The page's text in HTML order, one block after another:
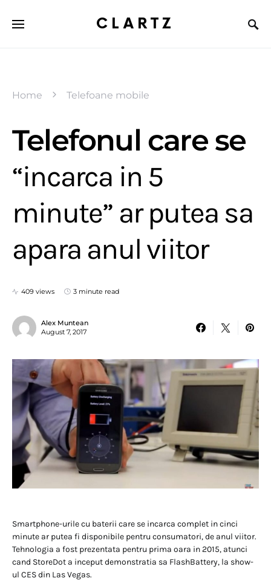
CLARTZ
Home Telefoane mobile
Telefonul care se
“incarca in 5
minute” ar putea sa
apara anul viitor
409 views 3 minute read
Alex Muntean
August 7, 2017
Smartphone-urile cu baterii care se incarca complet in cinci
minute ar putea fi disponibile pentru consumatori, de anul viitor.
Tehnologia a fost prezentata pentru prima oara in 2015, atunci
cand StoreDot a inceput demonstratia sa FlashBattery, la show-
ul CES din Las Vegas.